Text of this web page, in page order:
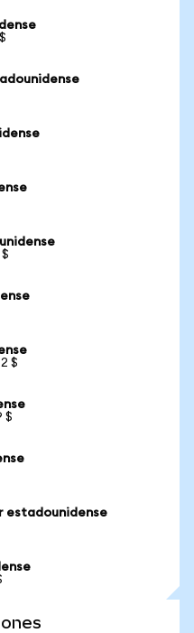
$
$
estadounidense